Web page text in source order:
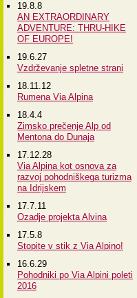
19.8.8
AN EXTRAORDINARY
ADVENTURE: THRU-HIKE
OF EUROPE!
19.6.27
Vzdrževanje spletne strani
18.11.12
Rumena Via Alpina
18.4.4
Zimsko prečenje Alp od
Mentona do Dunaja
17.12.28
Via Alpina kot osnova za
razvoj pohodniškega turizma
na Idrijskem
17.7.11
Ozadje projekta Alvina
17.5.8
Stopite v stik z Via Alpino!
16.6.29
Pohodniki po Via Alpini poleti
2016